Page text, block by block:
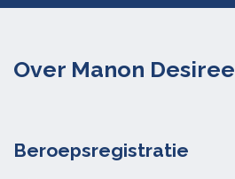
Over Manon Desiree
Beroepsregistratie